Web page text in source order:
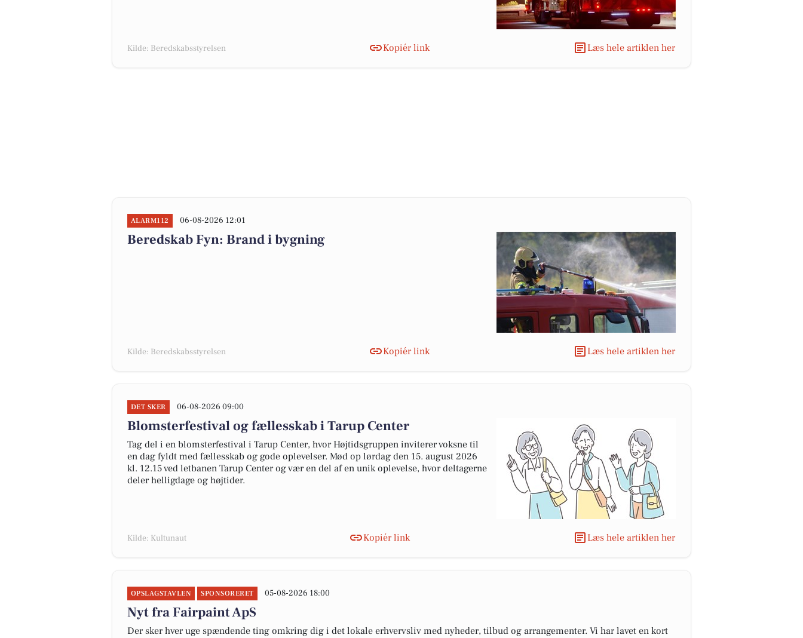
Kilde: Beredskabsstyrelsen Kopiér link Læs hele artiklen her
ALARM112 06-08-2026 12:01
Beredskab Fyn: Brand i bygning
Kilde: Beredskabsstyrelsen Kopiér link Læs hele artiklen her
DET SKER 06-08-2026 09:00
Blomsterfestival og fællesskab i Tarup Center
Tag del i en blomsterfestival i Tarup Center, hvor Højtidsgruppen inviterer voksne til
en dag fyldt med fællesskab og gode oplevelser. Mød op lørdag den 15. august 2026
kl. 12.15 ved letbanen Tarup Center og vær en del af en unik oplevelse, hvor deltagerne
deler helligdage og højtider.
Kilde: Kultunaut Kopiér link Læs hele artiklen her
OPSLAGSTAVLEN SPONSORERET 05-08-2026 18:00
Nyt fra Fairpaint ApS
Der sker hver uge spændende ting omkring dig i det lokale erhvervsliv med nyheder, tilbud og arrangementer. Vi har lavet en kort